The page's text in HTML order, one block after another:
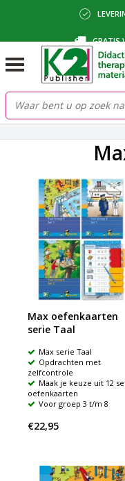
GRATIS
BETALING VIA
Max oefenkaarten
serie Taal
Max serie Taal
Opdrachten met
zelfcontrole
Maak je keuze uit 12
oefenkaarten
Voor groep 3 t/m 8
€22,95